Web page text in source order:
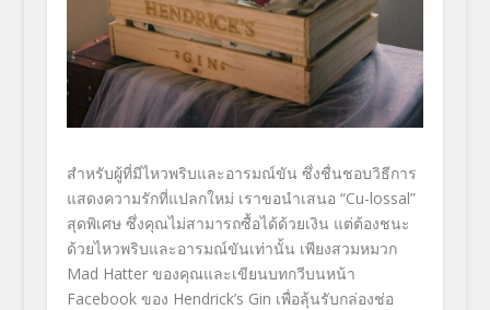
สำหรับผู้ที่มีไหวพริบและอารมณ์ขัน ซึ่งชื่นชอบวิธีการ
แสดงความรักที่แปลกใหม่ เราขอนำเสนอ “Cu-lossal”
สุดพิเศษ ซึ่งคุณไม่สามารถซื้อได้ด้วยเงิน แต่ต้องชนะ
ด้วยไหวพริบและอารมณ์ขันเท่านั้น เพียงสวมหมวก
Mad Hatter ของคุณและเขียนบทกวีบนหน้า
Facebook ของ Hendrick’s Gin เพื่อลุ้นรับกล่องช่อ